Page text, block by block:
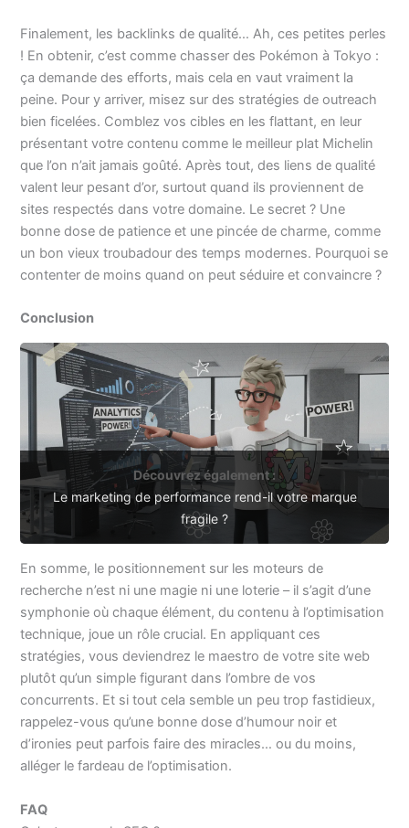
Finalement, les backlinks de qualité… Ah, ces petites perles
! En obtenir, c’est comme chasser des Pokémon à Tokyo :
ça demande des efforts, mais cela en vaut vraiment la
peine. Pour y arriver, misez sur des stratégies de outreach
bien ficelées. Comblez vos cibles en les flattant, en leur
présentant votre contenu comme le meilleur plat Michelin
que l’on n’ait jamais goûté. Après tout, des liens de qualité
valent leur pesant d’or, surtout quand ils proviennent de
sites respectés dans votre domaine. Le secret ? Une
bonne dose de patience et une pincée de charme, comme
un bon vieux troubadour des temps modernes. Pourquoi se
contenter de moins quand on peut séduire et convaincre ?
Conclusion
Découvrez également :
Le marketing de performance rend-il votre marque
fragile ?
En somme, le positionnement sur les moteurs de
recherche n’est ni une magie ni une loterie – il s’agit d’une
symphonie où chaque élément, du contenu à l’optimisation
technique, joue un rôle crucial. En appliquant ces
stratégies, vous deviendrez le maestro de votre site web
plutôt qu’un simple figurant dans l’ombre de vos
concurrents. Et si tout cela semble un peu trop fastidieux,
rappelez-vous qu’une bonne dose d’humour noir et
d’ironies peut parfois faire des miracles… ou du moins,
alléger le fardeau de l’optimisation.
FAQ